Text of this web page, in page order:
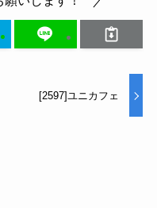
[2597]ユニカフェ